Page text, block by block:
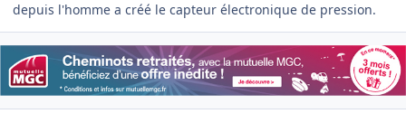
depuis l'homme a créé le capteur électronique de pression.